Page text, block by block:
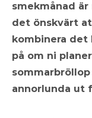
smekmånad
det önskvärt
kombinera det
på om ni
annorlunda ut